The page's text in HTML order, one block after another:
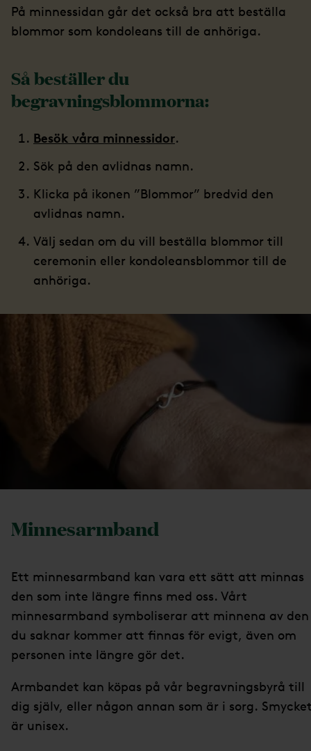
På minnessidan går det också bra att beställa
blommor som kondoleans till de anhöriga.
Så beställer du
begravningsblommorna:
Besök våra minnessidor.
Sök på den avlidnas namn.
Klicka på ikonen ”Blommor” bredvid den
avlidnas namn.
Välj sedan om du vill beställa blommor till
ceremonin eller kondoleansblommor till de
anhöriga.
Minnesarmband
Ett minnesarmband kan vara ett sätt att minnas
den som inte längre finns med oss. Vårt
minnesarmband symboliserar att minnena av den
du saknar kommer att finnas för evigt, även om
personen inte längre gör det.
Armbandet kan köpas på vår begravningsbyrå till
dig själv, eller någon annan som är i sorg.
är unisex.